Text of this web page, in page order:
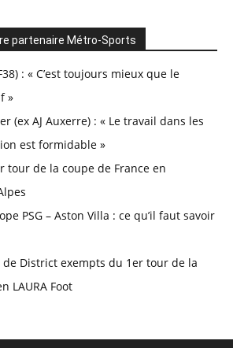
partenaire Métro-Sports
: « C’est toujours mieux que le
»
(ex AJ Auxerre) : « Le travail dans les
est formidable »
tour de la coupe de France en
PSG – Aston Villa : ce qu’il faut savoir
District exempts du 1er tour de la
LAURA Foot